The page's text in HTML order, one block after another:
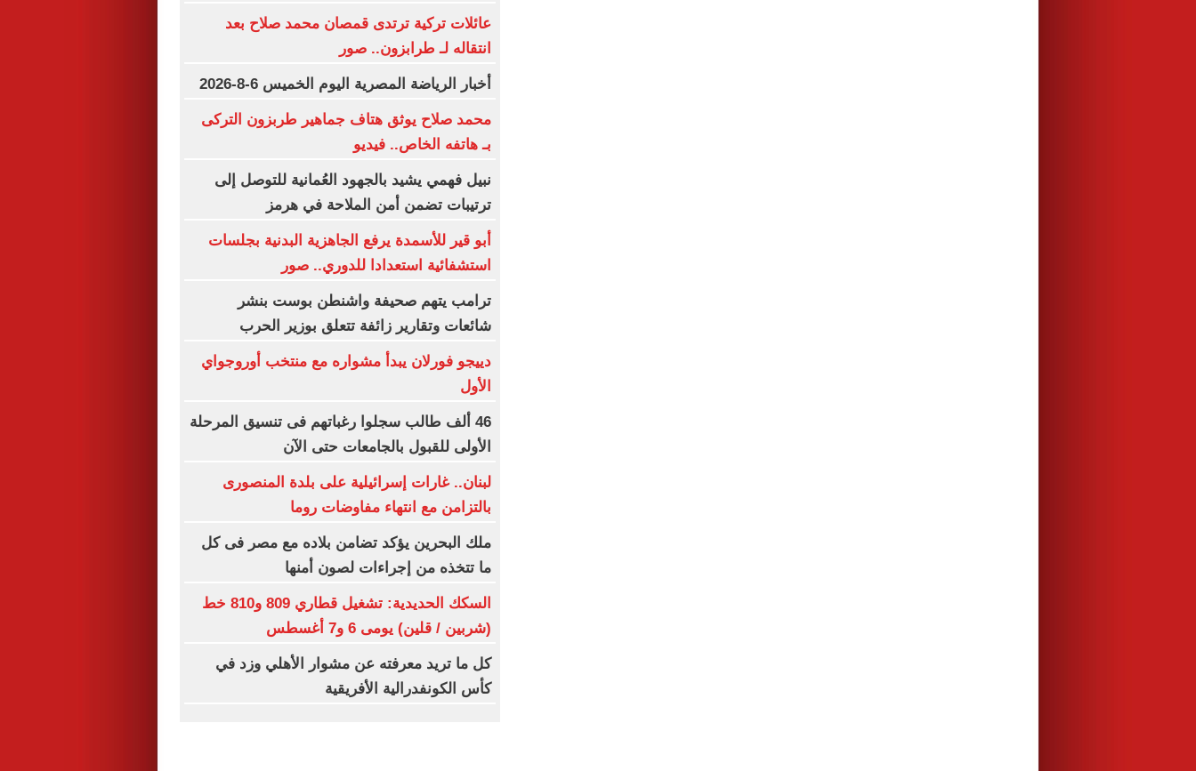
عائلات تركية ترتدى قمصان محمد صلاح بعد
انتقاله لـ طرابزون.. صور
أخبار الرياضة المصرية اليوم الخميس 6-8-2026
محمد صلاح يوثق هتاف جماهير طربزون التركى
بـ هاتفه الخاص.. فيديو
نبيل فهمي يشيد بالجهود العُمانية للتوصل إلى
ترتيبات تضمن أمن الملاحة في هرمز
أبو قير للأسمدة يرفع الجاهزية البدنية بجلسات
استشفائية استعدادا للدوري.. صور
ترامب يتهم صحيفة واشنطن بوست بنشر
شائعات وتقارير زائفة تتعلق بوزير الحرب
دييجو فورلان يبدأ مشواره مع منتخب أوروجواي
الأول
46 ألف طالب سجلوا رغباتهم فى تنسيق المرحلة
الأولى للقبول بالجامعات حتى الآن
لبنان.. غارات إسرائيلية على بلدة المنصورى
بالتزامن مع انتهاء مفاوضات روما
ملك البحرين يؤكد تضامن بلاده مع مصر فى كل
ما تتخذه من إجراءات لصون أمنها
السكك الحديدية: تشغيل قطاري 809 و810 خط
(شربين / قلين) يومى 6 و7 أغسطس
كل ما تريد معرفته عن مشوار الأهلي وزد في
كأس الكونفدرالية الأفريقية